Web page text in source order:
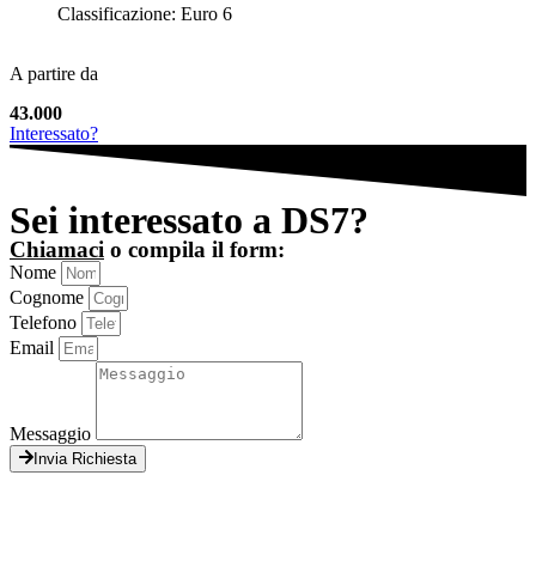
Classificazione: Euro 6
A partire da
43.000
Interessato?
Sei interessato a DS7?
Chiamaci o compila il form:
Nome
Cognome
Telefono
Email
Messaggio
Invia Richiesta